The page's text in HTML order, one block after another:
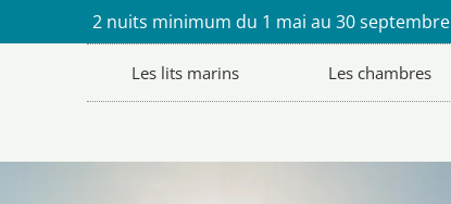
2 nuits minimum du 1 mai au 30 septembre
Les lits marins Les chambres